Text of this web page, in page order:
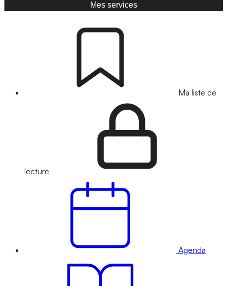
Mes services
Ma liste de
lecture
Agenda